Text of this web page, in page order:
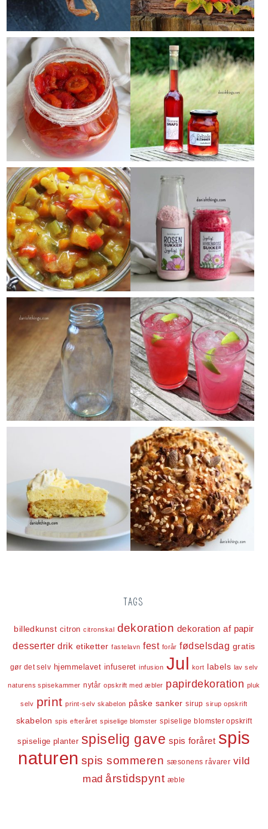
TAGS
billedkunst citron citronskal dekoration dekoration af papir
desserter drik etiketter fastelavn fest forår fødselsdag gratis
gør det selv hjemmelavet infuseret infusion Jul kort labels lav selv
naturens spisekammer nytår opskrift med æbler papirdekoration pluk
selv print print-selv skabelon påske sanker sirup sirup opskrift
skabelon spis efteråret spiselige blomster spiselige blomster opskrift
spiselige planter spiselig gave spis foråret spis
naturen spis sommeren sæsonens råvarer vild
mad årstidspynt æble